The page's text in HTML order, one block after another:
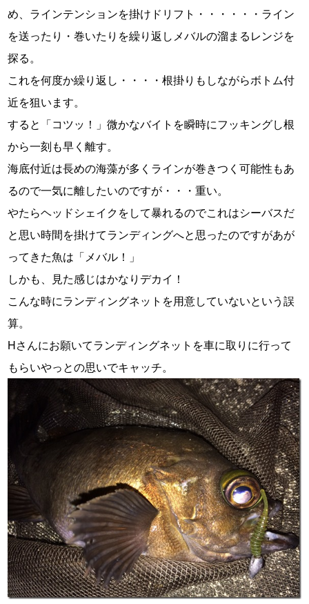
め、ラインテンションを掛けドリフト・・・・・・ライン
を送ったり・巻いたりを繰り返しメバルの溜まるレンジを
探る。
これを何度か繰り返し・・・・根掛りもしながらボトム付
近を狙います。
すると「コツッ！」微かなバイトを瞬時にフッキングし根
から一刻も早く離す。
海底付近は長めの海藻が多くラインが巻きつく可能性もあ
るので一気に離したいのですが・・・重い。
やたらヘッドシェイクをして暴れるのでこれはシーバスだ
と思い時間を掛けてランディングへと思ったのですがあが
ってきた魚は「メバル！」
しかも、見た感じはかなりデカイ！
こんな時にランディングネットを用意していないという誤
算。
Hさんにお願いてランディングネットを車に取りに行って
もらいやっとの思いでキャッチ。